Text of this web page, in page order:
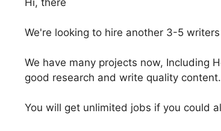
Hi, there
We're looking to hire another 3-5
We have many projects now, Including
good research and write quality content.
You will get unlimited jobs if you could